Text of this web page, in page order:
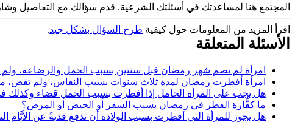
المجتمع هنا لمساعدتك في أسئلتك الشرعية. قدم سؤالك مع التفاصيل
اقرأ المزيد من المعلومات حول كيفية طرح السؤال بشكل جيد.
الأسئلة المتعلقة
امرأة لم تصم شهر رمضان قبل سنتين بسبب الحمل والرضاعة، ولم
امرأة أفطرت رمضان لمدة ثلاث سنوات بسبب النفاس، ولم تقض،
هل يجب على المرأة الحامل إذا أفطرت بسبب الحمل قضاء وكذلك
ما كفَّارة الفطر في رمضان بسبب السفر أو الحيض أو المرض؟
هل يجوز للمرأة التي أفطرت بسبب الولادة أن تدفع فديةً عن الأيَّام